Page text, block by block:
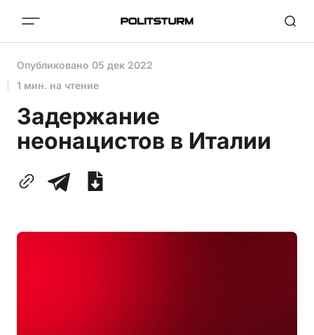
Опубликовано 05 дек 2022
1 мин. на чтение
Задержание
неонацистов в Италии